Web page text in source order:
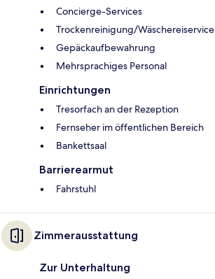
Concierge-Services
Trockenreinigung/Wäschereiservice
Gepäckaufbewahrung
Mehrsprachiges Personal
Einrichtungen
Tresorfach an der Rezeption
Fernseher im öffentlichen Bereich
Bankettsaal
Barrierearmut
Fahrstuhl
Zimmerausstattung
Zur Unterhaltung